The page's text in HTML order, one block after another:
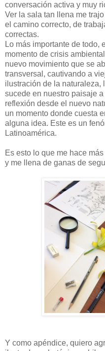
conversación activa y muy
Ver la sala tan llena me
el camino correcto, de
correctas.
Lo más importante de todo,
momento de crisis
nuevo movimiento que se
transversal, cautivando a
ilustración de la naturaleza,
sucede en nuestro paisaje
reflexión desde el nuevo
un momento donde cuesta
alguna idea. Este es un
Latinoamérica.
Es esto lo que me hace
y me llena de ganas de
Y como apéndice, quiero